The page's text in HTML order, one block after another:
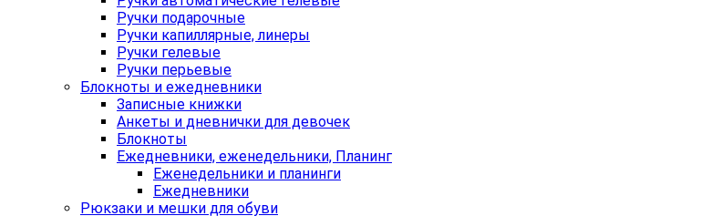
Ручки подарочные
Ручки капиллярные, линеры
Ручки гелевые
Ручки перьевые
Блокноты и ежедневники
Записные книжки
Анкеты и дневнички для девочек
Блокноты
Ежедневники, еженедельники, Планинг
Еженедельники и планинги
Ежедневники
Рюкзаки и мешки для обуви